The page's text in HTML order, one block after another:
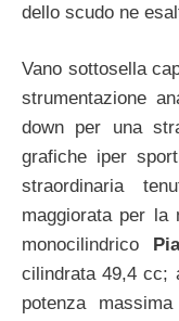
dello scudo ne
Vano sottosella
strumentazione
down per una
grafiche iper
straordinaria
maggiorata per la
monocilindrico
cilindrata 49,4 cc;
potenza